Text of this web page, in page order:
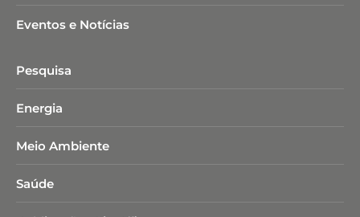
Eventos e Notícias
Pesquisa
Energia
Meio Ambiente
Saúde